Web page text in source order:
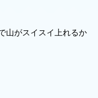
山がスイスイ上れるか